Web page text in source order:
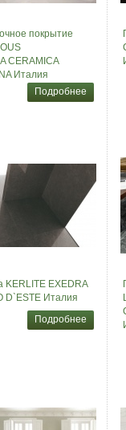
покрытие
CERAMICA
Италия
Подробнее
KERLITE EXEDRA
D`ESTE Италия
Подробнее